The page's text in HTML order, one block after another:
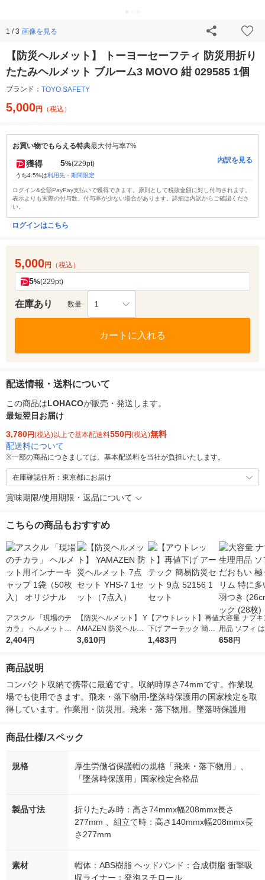
1 / 3 画像を見る
【防災ヘルメット】 トーヨーセーフティ 防災用折り
たたみヘルメット ブルーム3 MOVO 紺 029585 1個
ブランド： TOYO SAFETY
5,000円 （税込）
お買い物でもらえる特典最大付与率7%
獲得 5%(229pt)
うち4.5%は利用先・期間限定
内訳を見る
ログイン&全額PayPay支払いで獲得できます。原則として税抜金額に対し付与されます。
表示よりも実際の付与数、付与率が少ない場合があります。詳細は内訳からご確認くださ
い。
ログインはこちら
5,000円 （税込）
5%(229pt)
在庫あり 数量 1
カートに入れる
配送情報・送料について
この商品はLOHACOが販売・発送します。
最短翌日お届け
3,780円(税込)以上で基本配送料550円(税込)無料
配送料について
※一部の商品につきましては、基本配送料を当社が負担いたします。
在庫確認住所：東京都にお届け
賞味期限/使用期限・返品について
こちらの商品もおすすめ
アスクル 「現場のチ
カラ」 ヘルメット用
インナーキャップ 1袋
2,404円
【防災ヘルメット】 Y
AMAZEN 防災ヘルメ
ット 7点セット YHS-
3,610円
【アウトレット】再値
下げ アーテック 簡易
防災セット 9点 52156
1,483円
大容量 ナプ
用品 ソフィ
い 極うすスリ
658円
商品説明
コンパクト収納で携帯に最適です。収納時厚さ74mmです。作業現
場でも使用できます。飛来・落下物用-墜落時保護用の国家検定を取
得しています。作業用・防災用。飛来・落下物用。墜落時保護用
商品仕様/スペック
規格
厚生労働省保護帽の規格「飛来・落下物用」、
「墜落時保護用」国家検定合格品
製品寸法
折りたたみ時：高さ74mmx幅208mmx長さ
277mm 、組立て時：高さ140mmx幅208mmx長
さ277mm
素材
帽体：ABS樹脂 ヘッドバンド：合成樹脂 衝撃吸
収ライナー：発泡スチロール